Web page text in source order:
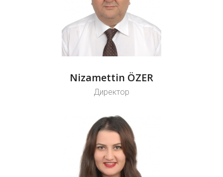
Nizamettin ÖZER
Директор